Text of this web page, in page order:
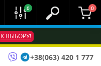
К ВЫБОРУ!
0 0
+38(063) 420 1 777